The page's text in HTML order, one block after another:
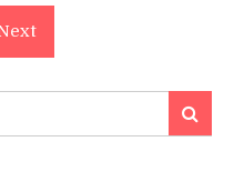
Search